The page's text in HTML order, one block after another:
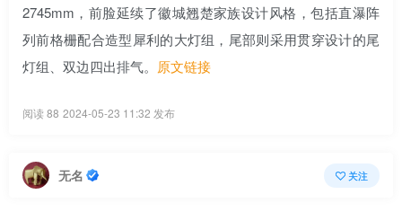
2745mm，前脸延续了徽城翘楚家族设计风格，包括直瀑阵
列前格栅配合造型犀利的大灯组，尾部则采用贯穿设计的尾
灯组、双边四出排气。 原文链接
阅读 88 2024-05-23 11:32 发布
无名 关注